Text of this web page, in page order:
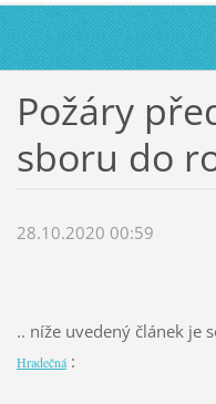
Požáry
sboru do
28.10.2020 00:59
.. níže uvedený článek je
Hradečná: